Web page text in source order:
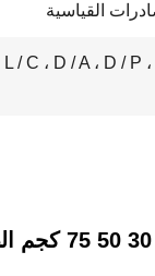
القياسية